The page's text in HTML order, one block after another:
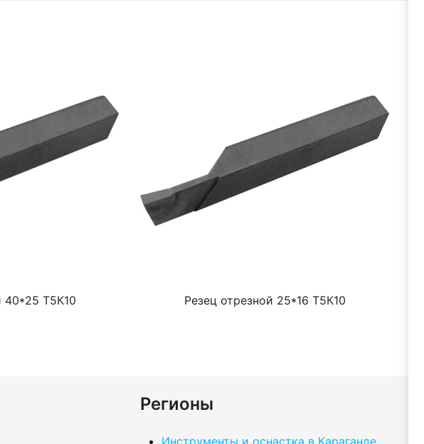
40*25 Т5К10 Резец отрезной 25*16 Т5К10
Регионы
Инструменты и оснастка в Караганде